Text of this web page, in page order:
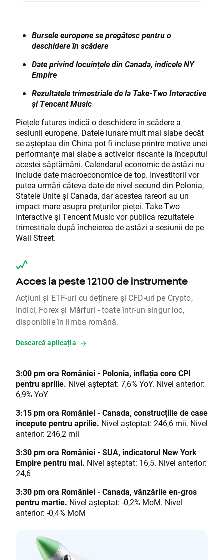
Bursele europene se pregătesc pentru o
deschidere în scădere
Date privind locuințele din Canada, indicele NY
Empire
Rezultatele trimestriale de la Take-Two Interactive
și Tencent Music
Piețele futures indică o deschidere în scădere a
sesiunii europene. Datele lunare mult mai slabe decât
se așteptau din China pot fi incluse printre motive unei
performanțe mai slabe a activelor riscante la începutul
acestei săptămâni. Calendarul economic de astăzi nu
include date macroeconomice de top. Investitorii vor
putea urmări câteva date de nivel secund din Polonia,
Statele Unite și Canada, dar acestea rareori au un
impact mare asupra prețurilor pieței. Take-Two
Interactive și Tencent Music vor publica rezultatele
trimestriale după încheierea de astăzi a sesiunii de pe
Wall Street.
Acces la peste 12100 de instrumente
Acțiuni și ETF-uri cu deținere și CFD-uri pe Crypto,
Indici, Forex și Mărfuri - toate într-un singur loc,
disponibile în limba română.
Descarcă aplicația
3:00 pm ora României - Polonia, inflația core CPI
pentru aprilie. Nivel așteptat: 7,6% YoY. Nivel anterior:
6,9% YoY
3:15 pm ora României - Canada, construcțiile de case
începute pentru aprilie. Nivel așteptat: 246,6 mii. Nivel
anterior: 246,2 mii
3:30 pm ora României - SUA, indicatorul New York
Empire pentru mai. Nivel așteptat: 16,5. Nivel anterior:
24,6
3:30 pm ora României - Canada, vânzările en-gros
pentru martie. Nivel așteptat: -0,2% MoM. Nivel
anterior: -0,4% MoM